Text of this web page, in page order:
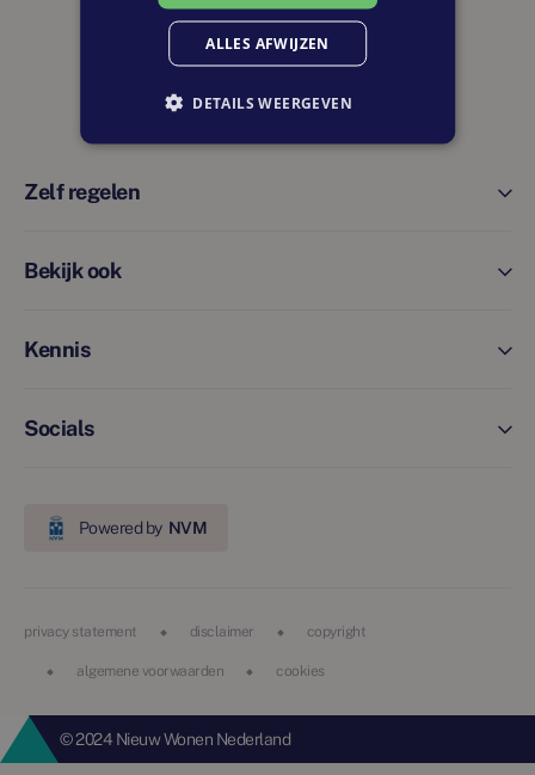
Zelf regelen
Bekijk ook
Kennis
Socials
Powered by NVM
privacy statement disclaimer copyright
algemene voorwaarden cookies
© 2024 Nieuw Wonen Nederland
ALLES AFWIJZEN
DETAILS WEERGEVEN